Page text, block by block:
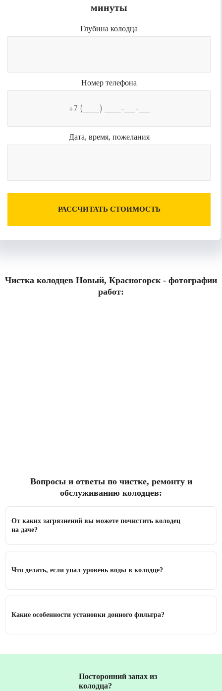
минуты
Глубина колодца
Номер телефона
Дата, время, пожелания
РАССЧИТАТЬ СТОИМОСТЬ
Чистка колодцев Новый, Красногорск - фотографии
работ:
Вопросы и ответы по чистке, ремонту и
обслуживанию колодцев:
От каких загрязнений вы можете почистить колодец
на даче?
Что делать, если упал уровень воды в колодце?
Какие особенности установки донного фильтра?
Посторонний запах из
колодца?